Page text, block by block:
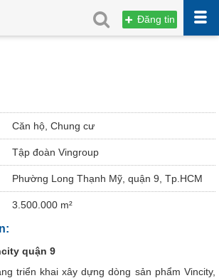
Đăng tin
Căn hộ, Chung cư
Tập đoàn Vingroup
Phường Long Thạnh Mỹ, quận 9, Tp.HCM
3.500.000 m²
quận 9
triển khai xây dựng dòng sản phẩm Vincity,